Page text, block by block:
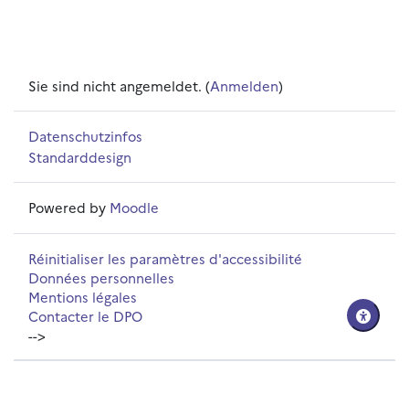
Sie sind nicht angemeldet. (Anmelden)
Datenschutzinfos
Standarddesign
Powered by Moodle
Réinitialiser les paramètres d'accessibilité
Données personnelles
Mentions légales
Contacter le DPO
-->